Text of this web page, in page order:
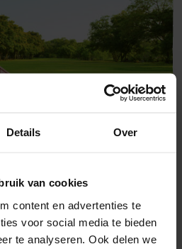
Details Over
van cookies
content en advertenties te
voor social media te bieden
te analyseren. Ook delen we